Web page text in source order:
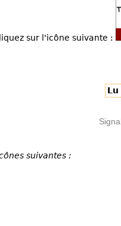
sur l'icône suivante :
suivantes :